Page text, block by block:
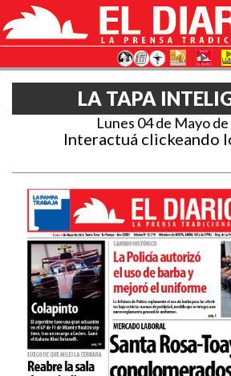
LA TAPA
Lunes 04 de Mayo
Interactuá clickeando